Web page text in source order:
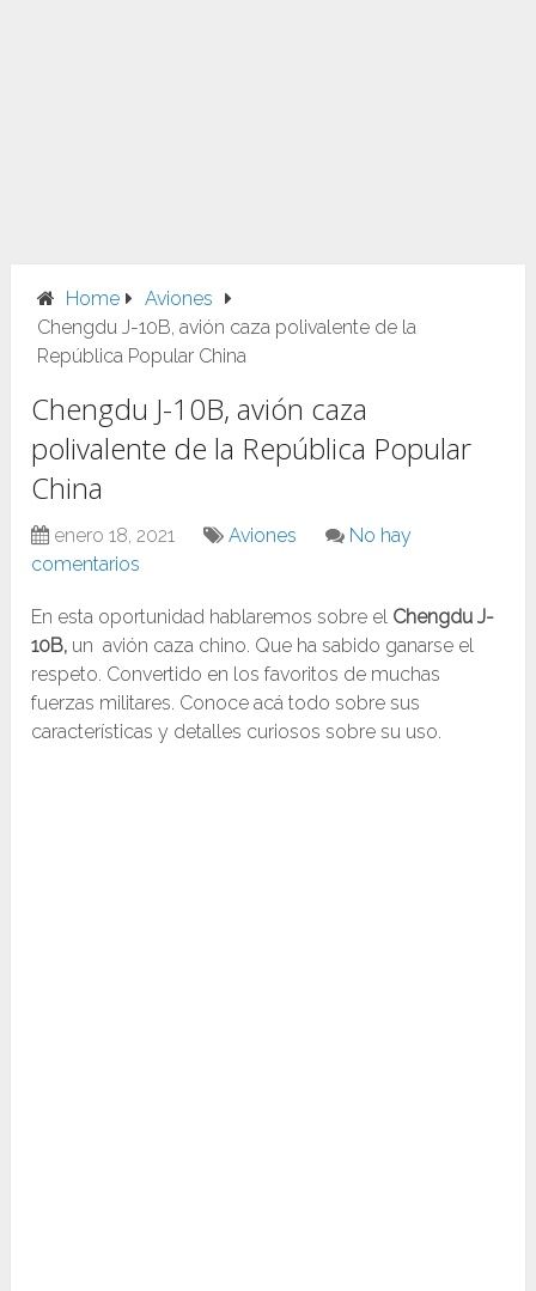
Home
Aviones
Chengdu J-10B, avión caza polivalente de la
República Popular China
Chengdu J-10B, avión caza
polivalente de la República Popular
China
enero 18, 2021 Aviones
No hay
comentarios
En esta oportunidad hablaremos sobre el Chengdu J-
10B, un avión caza chino. Que ha sabido ganarse el
respeto. Convertido en los favoritos de muchas
fuerzas militares. Conoce acá todo sobre sus
características y detalles curiosos sobre su uso.